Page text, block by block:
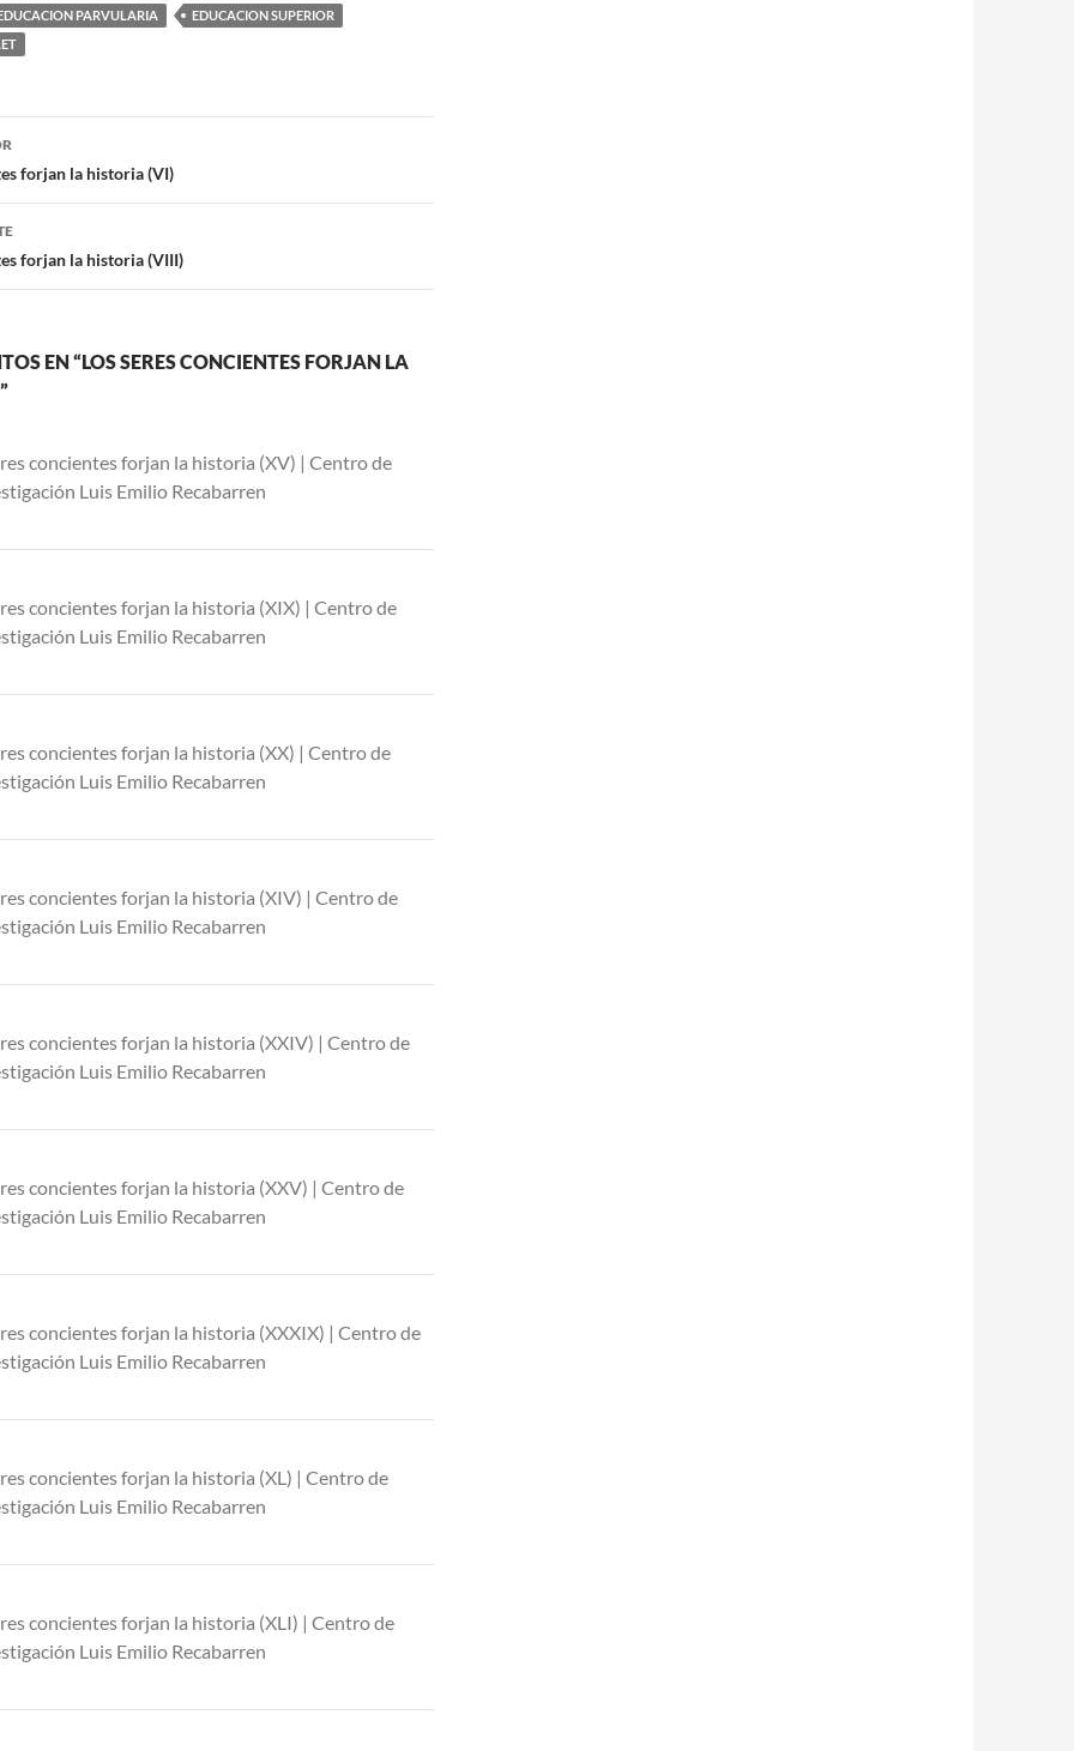
PARVULARIA
EDUCACION SUPERIOR
forjan la historia (VI)
forjan la historia (VIII)
EN “LOS SERES CONCIENTES FORJAN LA
concientes forjan la historia (XV) | Centro de
Luis Emilio Recabarren
concientes forjan la historia (XIX) | Centro de
Luis Emilio Recabarren
concientes forjan la historia (XX) | Centro de
Luis Emilio Recabarren
concientes forjan la historia (XIV) | Centro de
Luis Emilio Recabarren
concientes forjan la historia (XXIV) | Centro de
Luis Emilio Recabarren
concientes forjan la historia (XXV) | Centro de
Luis Emilio Recabarren
concientes forjan la historia (XXXIX) | Centro de
Luis Emilio Recabarren
concientes forjan la historia (XL) | Centro de
Luis Emilio Recabarren
concientes forjan la historia (XLI) | Centro de
Luis Emilio Recabarren